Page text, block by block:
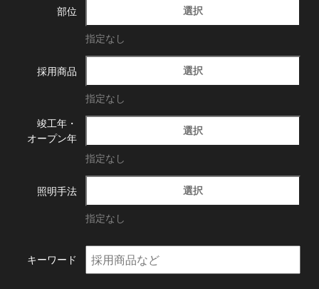
部位 選択
指定なし
採用商品 選択
指定なし
竣工年・
オープン年
選択
指定なし
照明手法 選択
指定なし
キーワード